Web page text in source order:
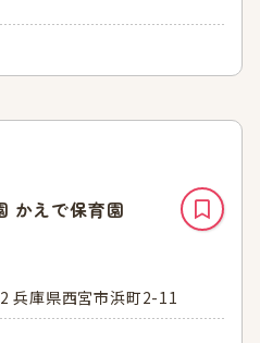
かえで保育園
兵庫県西宮市浜町2-11